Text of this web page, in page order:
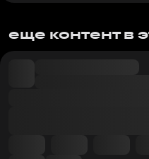
еще контент в